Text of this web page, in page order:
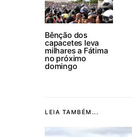
Bênção dos
capacetes leva
milhares a Fátima
no próximo
domingo
LEIA TAMBÉM...